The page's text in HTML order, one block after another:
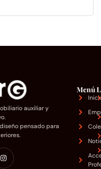
auxiliar y
pensado para
Menú